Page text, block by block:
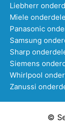
Liebherr
Miele
Panasonic
Samsung
Sharp
Siemens
Whirlpool
Zanussi
©